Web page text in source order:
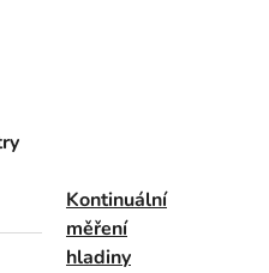
Kontinuální
měření
hladiny